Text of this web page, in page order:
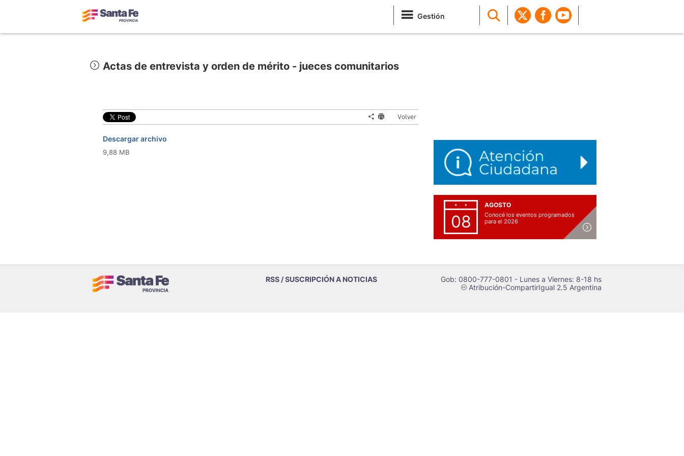
Gestión
Actas de entrevista y orden de mérito - jueces comunitarios
Volver
Descargar archivo
9,88 MB
08
AGOSTO
Conocé los eventos programados
para el 2026
RSS / SUSCRIPCIÓN A NOTICIAS Gob: 0800-777-0801 - Lunes a Viernes: 8-18 hs
cAtribución-CompartirIgual 2.5 Argentina